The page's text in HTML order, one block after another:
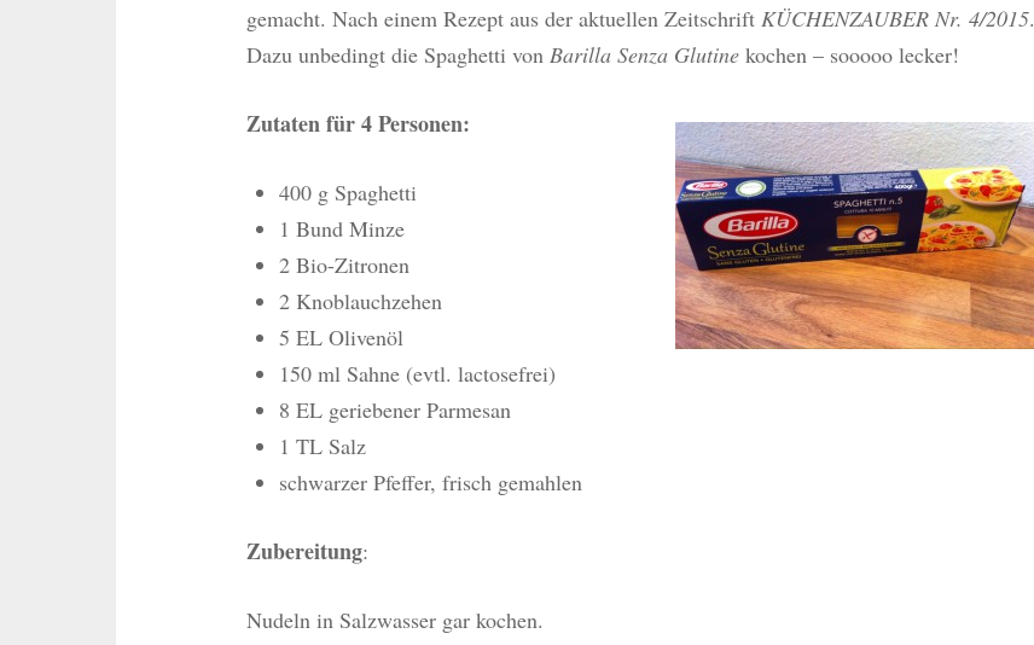
gemacht. Nach einem Rezept aus der aktuellen Zeitschrift KÜCHENZAUBER Nr. 4/2015.
Dazu unbedingt die Spaghetti von Barilla Senza Glutinekochen – sooooo lecker!
Zutaten für 4 Personen:
400 g Spaghetti
1 Bund Minze
2 Bio-Zitronen
2 Knoblauchzehen
5 EL Olivenöl
150 ml Sahne (evtl. lactosefrei)
8 EL geriebener Parmesan
1 TL Salz
schwarzer Pfeffer, frisch gemahlen
Zubereitung:
Nudeln in Salzwasser gar kochen.